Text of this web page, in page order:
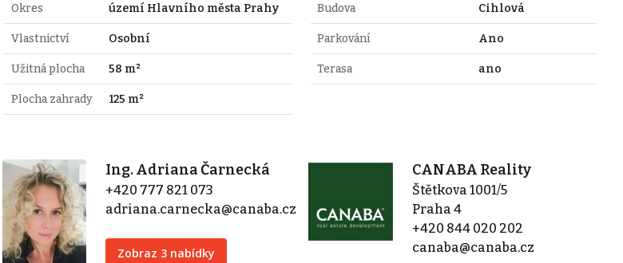
Okres území Hlavního města Prahy
Vlastnictví Osobní
Užitná plocha 58 m²
Plocha zahrady 125 m²
Budova Cihlová
Parkování Ano
Terasa ano
Ing. Adriana Čarnecká
+420 777 821 073
adriana.carnecka@canaba.cz
Zobraz 3 nabídky
CANABA Reality
Štětkova 1001/5
Praha 4
+420 844 020 202
canaba@canaba.cz